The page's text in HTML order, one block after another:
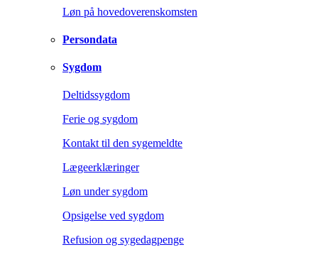
Løn på hovedoverenskomsten
Persondata
Sygdom
Deltidssygdom
Ferie og sygdom
Kontakt til den sygemeldte
Lægeerklæringer
Løn under sygdom
Opsigelse ved sygdom
Refusion og sygedagpenge